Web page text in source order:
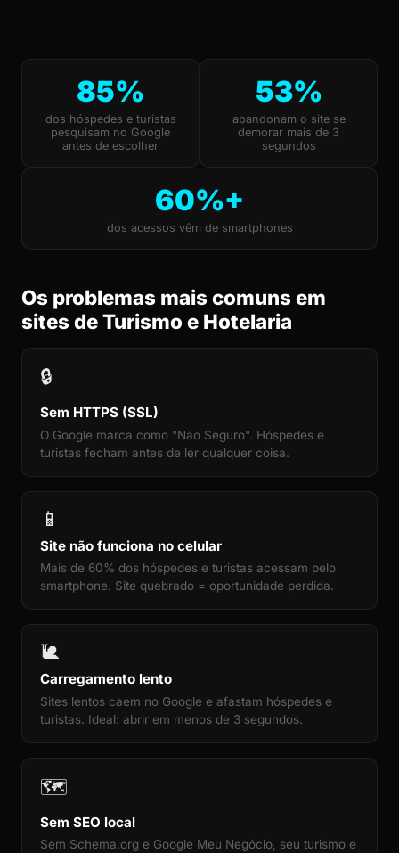
85%
dos hóspedes e turistas
pesquisam no Google
antes de escolher
53%
abandonam o site se
demorar mais de 3
segundos
60%+
dos acessos vêm de smartphones
Os problemas mais comuns em
sites de Turismo e Hotelaria
🔒
Sem HTTPS (SSL)
O Google marca como "Não Seguro". Hóspedes e
turistas fecham antes de ler qualquer coisa.
📱
Site não funciona no celular
Mais de 60% dos hóspedes e turistas acessam pelo
smartphone. Site quebrado = oportunidade perdida.
🐌
Carregamento lento
Sites lentos caem no Google e afastam hóspedes e
turistas. Ideal: abrir em menos de 3 segundos.
🗺️
Sem SEO local
Sem Schema.org e Google Meu Negócio, seu turismo e